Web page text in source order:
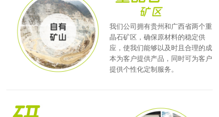
我们公司拥有贵州和广西省两个重
晶石矿区，确保原材料的稳定供
应，使我们能够以及时且合理的成
本为客户提供产品，同时可为客户
提供个性化定制服务。